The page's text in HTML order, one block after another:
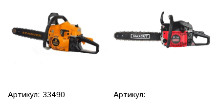
Артикул: 33490 Артикул: